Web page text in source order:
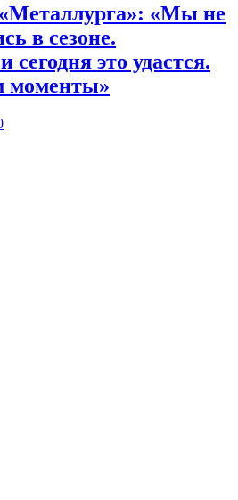
«Мы не
в сезоне.
сегодня это удастся.
моменты»